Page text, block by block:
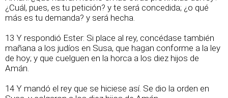
¿Cuál, pues, es tu petición? y te será concedida; ¿o qué
más es tu demanda? y será hecha.
13 Y respondió Ester: Si place al rey, concédase también
mañana a los judíos en Susa, que hagan conforme a la ley
de hoy; y que cuelguen en la horca a los diez hijos de
Amán.
14 Y mandó el rey que se hiciese así. Se dio la orden en